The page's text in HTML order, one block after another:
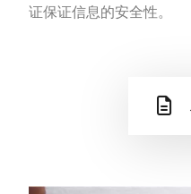
证保证信息的安全性。